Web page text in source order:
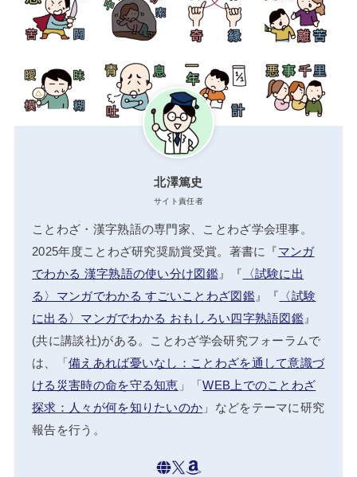
北澤篤史
サイト責任者
ことわざ・漢字熟語の専門家、ことわざ学会理事。
2025年度ことわざ研究奨励賞受賞。著書に『マンガ
でわかる 漢字熟語の使い分け図鑑』『 〈試験に出
る〉マンガでわかる すごいことわざ図鑑』『 〈試験
に出る〉マンガでわかる おもしろい四字熟語図鑑 』
(共に講談社)がある。ことわざ学会研究フォーラムで
は、「備えあれば憂いなし：ことわざを通して意識づ
ける災害時の命を守る知恵 」「WEB上でのことわざ
探求：人々が何を知りたいのか 」などをテーマに研究
報告を行う。